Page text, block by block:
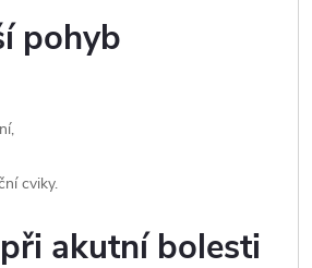
pohyb
cviky.
akutní bolesti